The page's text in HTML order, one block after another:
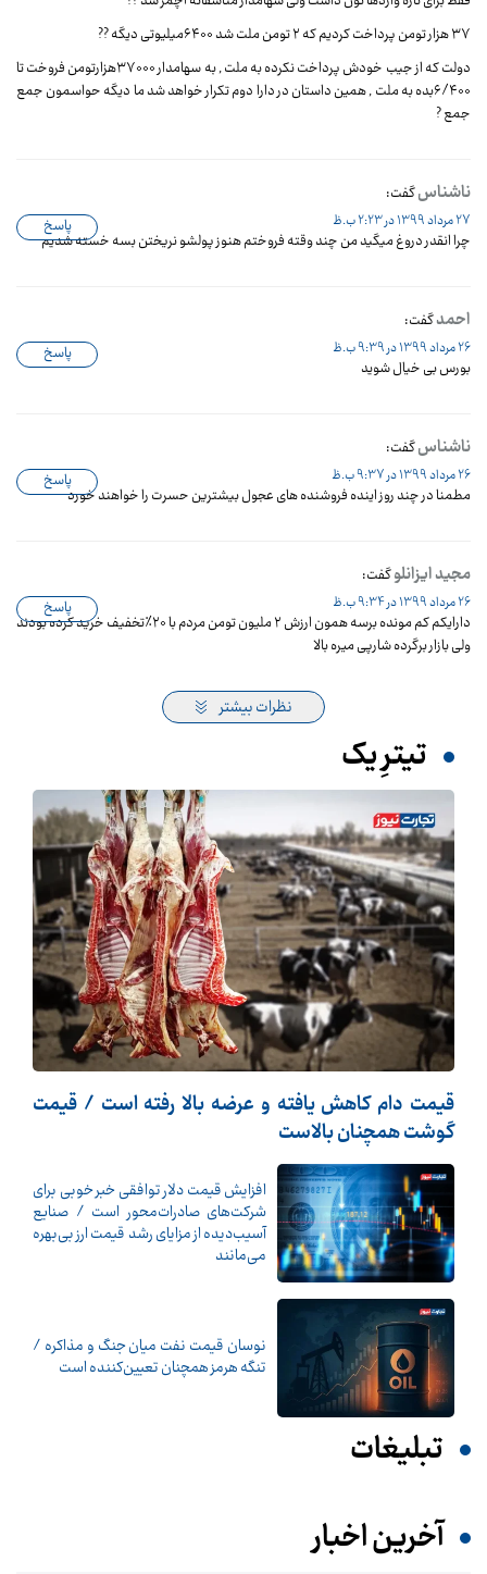
۳۷ هزار تومن پرداخت کردیم که ۲ تومن ملت شد ۶۴۰۰میلیوتی دیگه ??
دولت که از جیب خودش پرداخت نکرده به ملت , به سهامدار ۳۷۰۰۰هزارتومن فروخت تا
۶/۴۰۰بده به ملت , همین داستان در دارا دوم تکرار خواهد شد ما دیگه حواسمون جمع
جمع ?
ناشناسگفت:
27 مرداد 1399 در 2:23 ب.ظ
چرا انقدر دروغ میگید من چند وقته فروختم هنوز پولشو نریختن بسه خسته شدیم
پاسخ
احمدگفت:
26 مرداد 1399 در 9:39 ب.ظ
بورس بی خیال شوید
پاسخ
ناشناسگفت:
26 مرداد 1399 در 9:37 ب.ظ
مطمنا در چند روز اینده فروشنده های عجول بیشترین حسرت را خواهند خورد
پاسخ
مجید ایزانلوگفت:
26 مرداد 1399 در 9:34 ب.ظ
دارایکم کم مونده برسه همون ارزش ۲ ملیون تومن مردم با ۲۰٪تخفیف خرید کرده بودند
ولی بازار برگرده شارپی میره بالا
پاسخ
نظرات بیشتر
تیترِ یک
قیمت دام کاهش یافته و عرضه بالا رفته است / قیمت
گوشت همچنان بالاست
افزایش قیمت دلار توافقی خبر خوبی برای
شرکت‌های صادرات‌محور است / صنایع
آسیب‌دیده از مزایای رشد قیمت ارز بی‌بهره
می‌مانند
نوسان قیمت نفت میان جنگ و مذاکره /
تنگه هرمز همچنان تعیین‌کننده است
تبلیغات
آخرین اخبار